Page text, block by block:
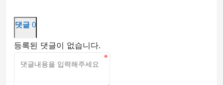
댓글 0
등록된 댓글이 없습니다.